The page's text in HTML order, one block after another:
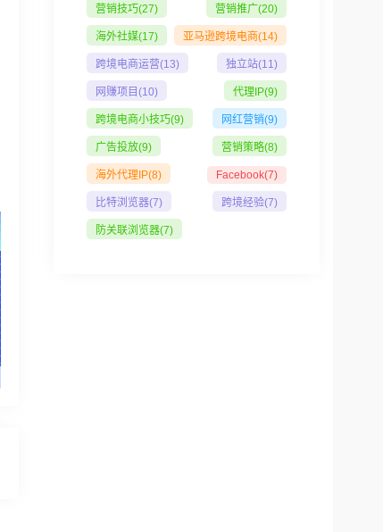
营销技巧(27) 营销推广(20)
海外社媒(17) 亚马逊跨境电商(14)
跨境电商运营(13) 独立站(11)
网赚项目 (10) 代理IP(9)
跨境电商小技巧(9) 网红营销(9)
广告投放(9) 营销策略(8)
海外代理IP(8) Facebook(7)
比特浏览器(7) 跨境经验(7)
防关联浏览器(7)